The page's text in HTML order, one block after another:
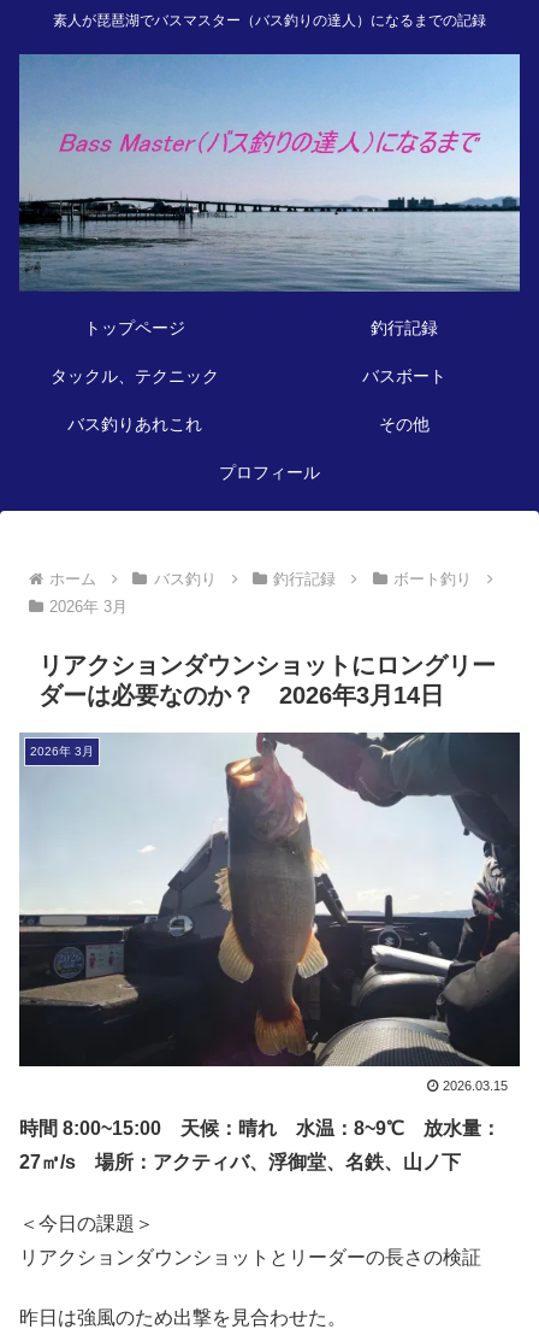
素人が琵琶湖でバスマスター（バス釣りの達人）になるまでの記録
トップページ 釣行記録
タックル、テクニック バスボート
バス釣りあれこれ その他
プロフィール
ホーム バス釣り 釣行記録
ボート釣り
2026年 3月
リアクションダウンショットにロングリー
ダーは必要なのか？ 2026年3月14日
2026年 3月
2026.03.15
時間 8:00~15:00 天候：晴れ 水温：8~9℃ 放水量：
27㎥/s 場所：アクティバ、浮御堂、名鉄、山ノ下
＜今日の課題＞
リアクションダウンショットとリーダーの長さの検証
昨日は強風のため出撃を見合わせた。